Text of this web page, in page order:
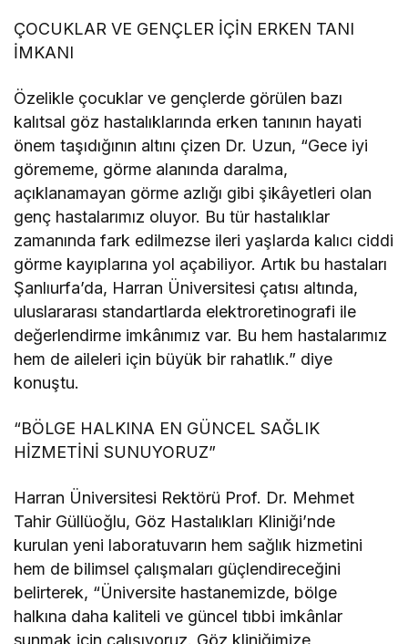
ÇOCUKLAR VE GENÇLER İÇİN ERKEN TANI
İMKANI
Özelikle çocuklar ve gençlerde görülen bazı
kalıtsal göz hastalıklarında erken tanının hayati
önem taşıdığının altını çizen Dr. Uzun, “Gece iyi
görememe, görme alanında daralma,
açıklanamayan görme azlığı gibi şikâyetleri olan
genç hastalarımız oluyor. Bu tür hastalıklar
zamanında fark edilmezse ileri yaşlarda kalıcı ciddi
görme kayıplarına yol açabiliyor. Artık bu hastaları
Şanlıurfa’da, Harran Üniversitesi çatısı altında,
uluslararası standartlarda elektroretinografi ile
değerlendirme imkânımız var. Bu hem hastalarımız
hem de aileleri için büyük bir rahatlık.” diye
konuştu.
“BÖLGE HALKINA EN GÜNCEL SAĞLIK
HİZMETİNİ SUNUYORUZ”
Harran Üniversitesi Rektörü Prof. Dr. Mehmet
Tahir Güllüoğlu, Göz Hastalıkları Kliniği’nde
kurulan yeni laboratuvarın hem sağlık hizmetini
hem de bilimsel çalışmaları güçlendireceğini
belirterek, “Üniversite hastanemizde, bölge
halkına daha kaliteli ve güncel tıbbi imkânlar
sunmak için çalışıyoruz. Göz kliniğimize